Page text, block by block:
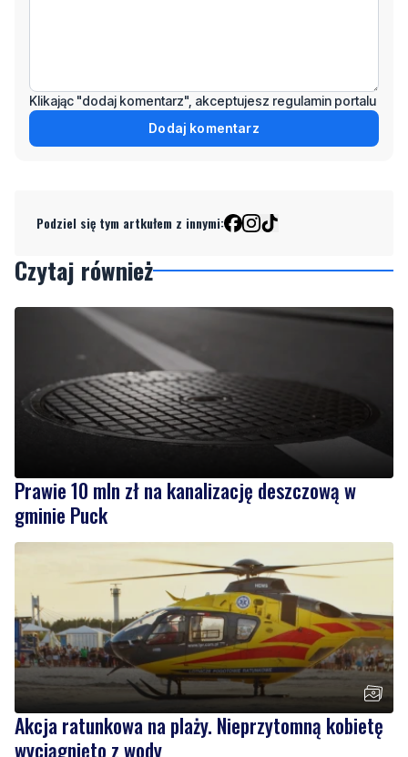
Prawie 10 mln zł na kanalizację deszczową w
Akcja ratunkowa na plaży. Nieprzytomną kobietę
wyciągnięto z wody